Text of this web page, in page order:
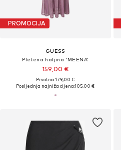
PROMOCIJA
GUESS
Pletena haljina 'MEENA'
159,00 €
Prvotno: 179,00 €
Posljednja najniža cijena:105,00 €